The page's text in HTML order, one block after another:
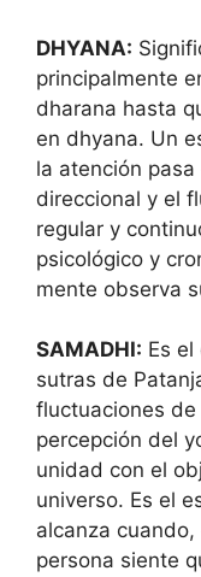
DHYANA:
principalmente
dharana hasta
en dhyana. Un
la atención
direccional y el
regular y
psicológico y
mente observa
SAMADHI: Es
sutras de
fluctuaciones
percepción del
unidad con el
universo. Es el
alcanza
persona siente